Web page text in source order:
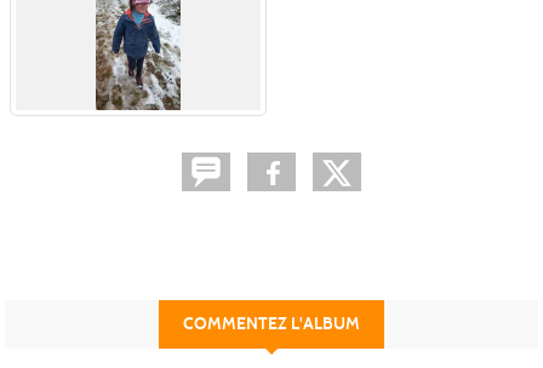
COMMENTEZ L'ALBUM